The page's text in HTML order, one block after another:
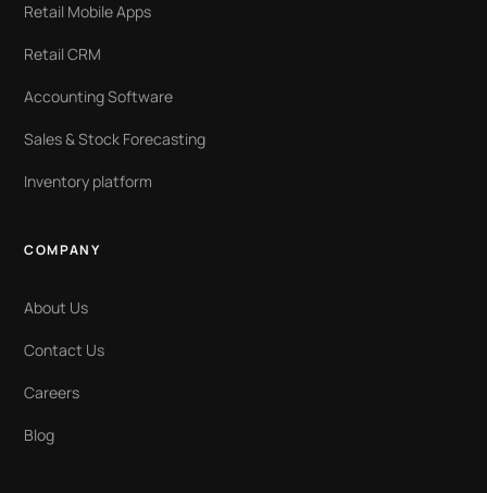
Retail Mobile Apps
Retail CRM
Accounting Software
Sales & Stock Forecasting
Inventory platform
COMPANY
About Us
Contact Us
Careers
Blog